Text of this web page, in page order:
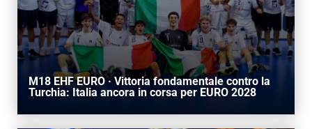
M18 EHF EURO · Vittoria fondamentale contro la
Turchia: Italia ancora in corsa per EURO 2028